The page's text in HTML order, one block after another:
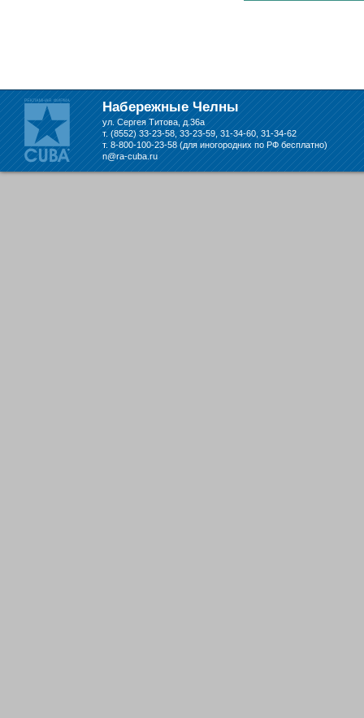
Набережные Челны
ул. Сергея Титова, д.36а
т. (8552) 33-23-58, 33-23-59, 31-34-60, 31-34-62
т. 8-800-100-23-58 (для иногородних по РФ бесплатно)
n@ra-cuba.ru